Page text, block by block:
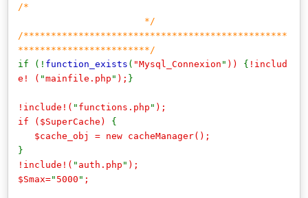
/*
*/
/************************************************
************************/
if (! function_exists ( "Mysql_Connexion " )) { !includ
e! ( "mainfile.php " ); }
!include!( " functions.php " );
if ($SuperCache) {
$cache_obj = new cacheManager();
}
!include!( " auth.php " );
$Smax=" 5000 " ;